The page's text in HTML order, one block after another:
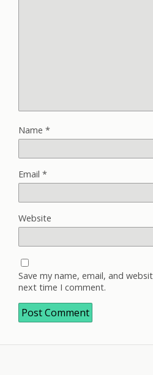
Name *
Email *
Website
Save my name, email, and
next time I comment.